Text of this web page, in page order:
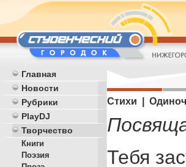
Главная
Новости
Рубрики
PlayDJ
Творчество
Книги
Поэзия
Стихи |
Тебя